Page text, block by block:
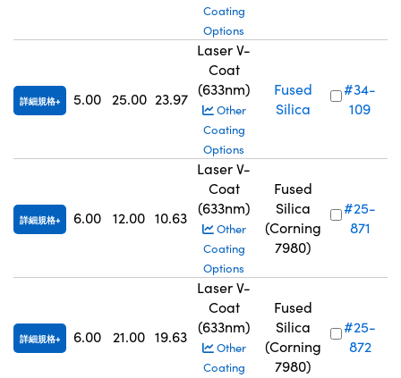
Coating
Options
詳細規格 5.00 25.00 23.97
Laser V-
Coat
(633nm)
Other
Coating
Options
Fused
Silica
#34-
109
詳細規格 6.00 12.00 10.63
Laser V-
Coat
(633nm)
Other
Coating
Options
Fused
Silica
(Corning
7980)
#25-
871
詳細規格 6.00 21.00 19.63
Laser V-
Coat
(633nm)
Other
Coating
Fused
Silica
(Corning
7980)
#25-
872